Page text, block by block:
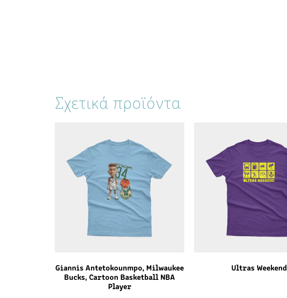
Σχετικά προϊόντα
Giannis Antetokounmpo, Milwaukee
Bucks, Cartoon Basketball NBA
Player
Ultras Weekend